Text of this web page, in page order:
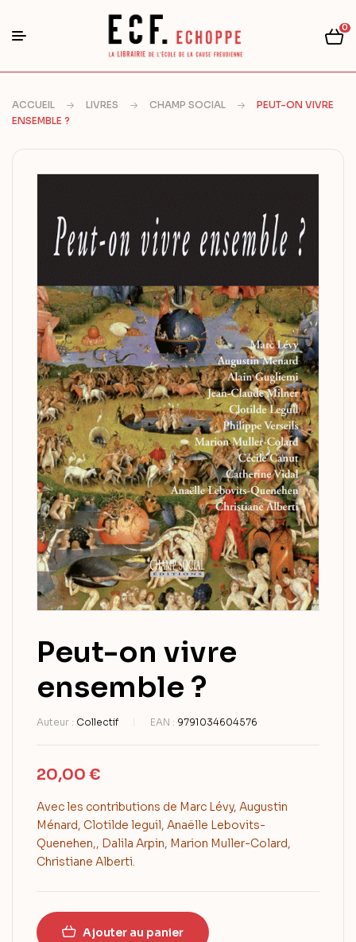
0
ACCUEIL LIVRES CHAMP SOCIAL
PEUT-ON VIVRE
ENSEMBLE ?
Peut-on vivre
ensemble ?
Auteur : Collectif EAN : 9791034604576
20,00 €
Avec les contributions de Marc Lévy, Augustin
Ménard, Clotilde leguil, Anaëlle Lebovits-
Quenehen,, Dalila Arpin, Marion Muller-Colard,
Christiane Alberti.
Ajouter au panier